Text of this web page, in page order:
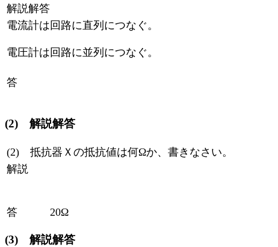
解説解答
電流計は回路に直列につなぐ。
電圧計は回路に並列につなぐ。
答
(2) 解説解答
(2) 抵抗器Ｘの抵抗値は何Ωか、書きなさい。
解説
答 20Ω
(3) 解説解答